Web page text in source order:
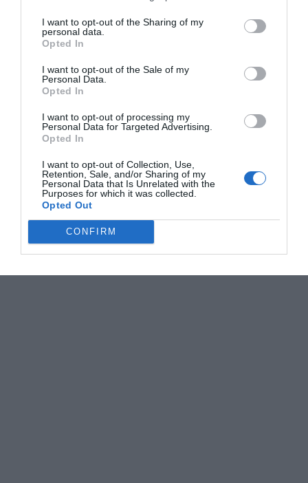
I want to opt-out of the Sharing of my
personal data.
Opted In
I want to opt-out of the Sale of my
Personal Data.
Opted In
I want to opt-out of processing my
Personal Data for Targeted Advertising.
Opted In
I want to opt-out of Collection, Use,
Retention, Sale, and/or Sharing of my
Personal Data that Is Unrelated with the
Purposes for which it was collected.
Opted Out
CONFIRM